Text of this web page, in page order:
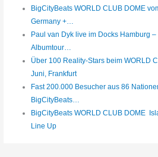
BigCityBeats WORLD CLUB DOME
Germany +…
Paul van Dyk live im Docks Hamburg
Albumtour…
Über 100 Reality-Stars beim WORLD
Juni, Frankfurt
Fast 200.000 Besucher aus 86
BigCityBeats…
BigCityBeats WORLD CLUB DOME
Line Up